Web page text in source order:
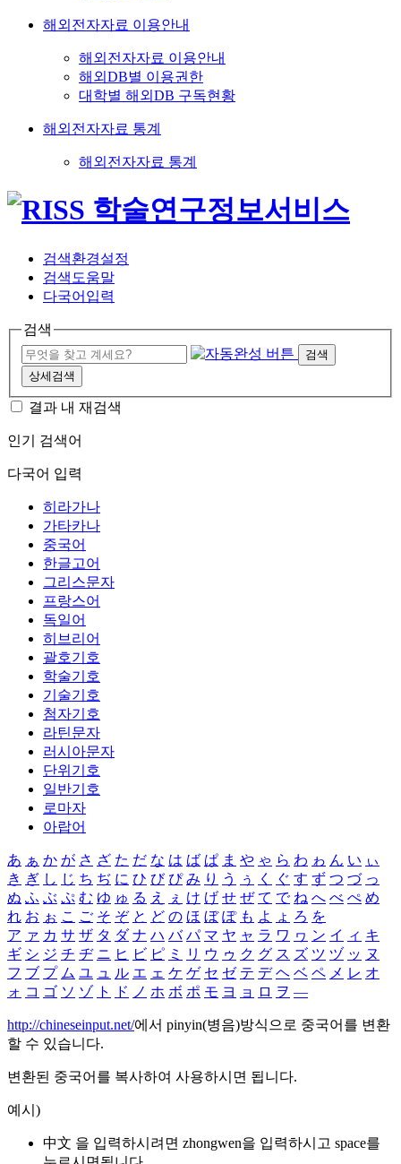
해외전자자료 이용안내
해외전자자료 이용안내
해외DB별 이용권한
대학별 해외DB 구독현황
해외전자자료 통계
해외전자자료 통계
검색환경설정
검색도움말
다국어입력
검색
검색
상세검색
결과 내 재검색
인기 검색어
다국어 입력
히라가나
가타카나
중국어
한글고어
그리스문자
프랑스어
독일어
히브리어
괄호기호
학술기호
기술기호
첨자기호
라틴문자
러시아문자
단위기호
일반기호
로마자
아랍어
あ ぁ か が さ ざ た だ な は ば ぱ ま や ゃ ら わ ゎ ん い ぃ
き ぎ し じ ち ぢ に ひ び ぴ み り う ぅ く ぐ す ず つ づ っ
ぬ ふ ぶ ぷ む ゆ ゅ る え ぇ け げ せ ぜ て で ね へ べ ぺ め
れ お ぉ こ ご そ ぞ と ど の ほ ぼ ぽ も よ ょ ろ を
ア ァ カ サ ザ タ ダ ナ ハ バ パ マ ヤ ャ ラ ワ ヮ ン イ ィ キ
ギ シ ジ チ ヂ ニ ヒ ビ ピ ミ リ ウ ゥ ク グ ス ズ ツ ヅ ッ ヌ
フ ブ プ ム ユ ュ ル エ ェ ケ ゲ セ ゼ テ デ ヘ ベ ペ メ レ オ
ォ コ ゴ ソ ゾ ト ド ノ ホ ボ ポ モ ヨ ョ ロ ヲ ―
http://chineseinput.net/에서 pinyin(병음)방식으로 중국어를 변환
할 수 있습니다.
변환된 중국어를 복사하여 사용하시면 됩니다.
예시)
中文 을 입력하시려면 zhongwen을 입력하시고 space를